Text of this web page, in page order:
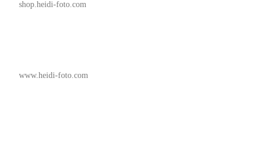
shop.heidi-foto.com
www.heidi-foto.com